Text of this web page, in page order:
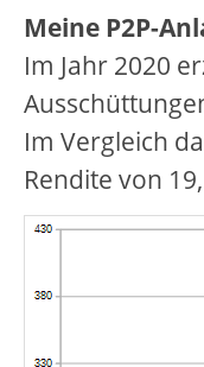
Meine P2P-
Im Jahr 2020
Im Vergleich
Rendite von